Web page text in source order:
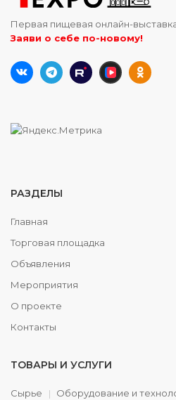
Первая пищевая онлайн-
Заяви о себе по-новому!
РАЗДЕЛЫ
Главная
Торговая площадка
Объявления
Мероприятия
О проекте
Контакты
ТОВАРЫ И УСЛУГИ
Сырье Оборудование и